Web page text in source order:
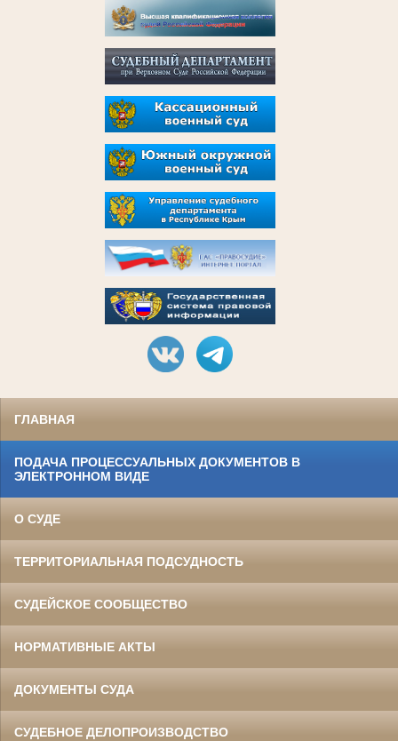
ГЛАВНАЯ
ПОДАЧА ПРОЦЕССУАЛЬНЫХ ДОКУМЕНТОВ В
ЭЛЕКТРОННОМ ВИДЕ
О СУДЕ
ТЕРРИТОРИАЛЬНАЯ ПОДСУДНОСТЬ
СУДЕЙСКОЕ СООБЩЕСТВО
НОРМАТИВНЫЕ АКТЫ
ДОКУМЕНТЫ СУДА
СУДЕБНОЕ ДЕЛОПРОИЗВОДСТВО